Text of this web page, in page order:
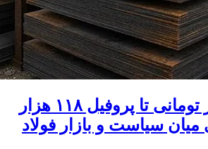
از ورق ۸۵ هزار تومانی تا پروفیل ۱۱۸ هزار
سیاست و بازار فولاد